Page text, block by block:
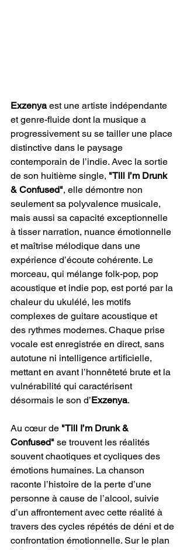
Exzenya est une artiste indépendante
et genre-fluide dont la musique a
progressivement su se tailler une place
distinctive dans le paysage
contemporain de l’indie. Avec la sortie
de son huitième single, "Till I’m Drunk
& Confused", elle démontre non
seulement sa polyvalence musicale,
mais aussi sa capacité exceptionnelle
à tisser narration, nuance émotionnelle
et maîtrise mélodique dans une
expérience d’écoute cohérente. Le
morceau, qui mélange folk-pop, pop
acoustique et indie pop, est porté par la
chaleur du ukulélé, les motifs
complexes de guitare acoustique et
des rythmes modernes. Chaque prise
vocale est enregistrée en direct, sans
autotune ni intelligence artificielle,
mettant en avant l’honnêteté brute et la
vulnérabilité qui caractérisent
désormais le son d’Exzenya.
Au cœur de "Till I’m Drunk &
Confused" se trouvent les réalités
souvent chaotiques et cycliques des
émotions humaines. La chanson
raconte l’histoire de la perte d’une
personne à cause de l’alcool, suivie
d’un affrontement avec cette réalité à
travers des cycles répétés de déni et de
confrontation émotionnelle. Sur le plan